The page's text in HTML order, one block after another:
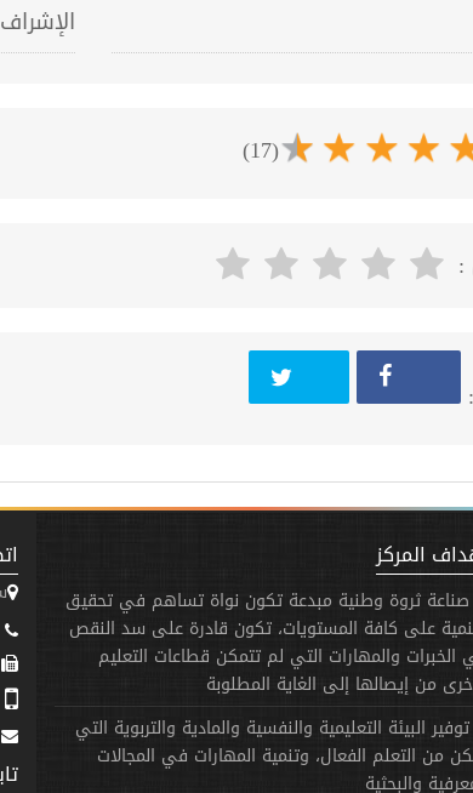
(17)
:
المركز
صناعة ثروة وطنية مبدعة تكون نواة تساهم في تحقيق
على كافة المستويات، تكون قادرة على سد النقص
الخبرات والمهارات التي لم تتمكن قطاعات التعليم
من إيصالها إلى الغاية المطلوبة
توفير البيئة التعليمية والنفسية والمادية والتربوية التي
من التعلم الفعال، وتنمية المهارات في المجالات
والبحثية